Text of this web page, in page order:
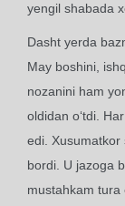
yengil shabada
Dasht yerda
May boshini,
nozanini ham
oldidan o‘tdi.
edi. Xusumatkor
bordi. U jazoga
mustahkam tura